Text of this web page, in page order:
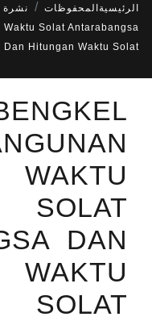
الرئيسية المحفوظات نشرة
Solat Antarabangsa
Dan Hitungan Waktu Solat
SOLAT
DAN
SOLAT